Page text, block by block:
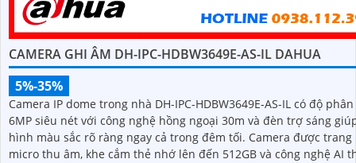
CAMERA GHI ÂM DH-IPC-HDBW3649E-AS-IL DAHUA
5%-35%
Camera IP dome trong nhà DH-IPC-HDBW3649E-AS-IL có độ
6MP siêu nét với công nghệ hồng ngoại 30m và đèn trợ sáng
hình màu sắc rõ ràng ngay cả trong đêm tối. Camera được trang bị
micro thu âm, khe cắm thẻ nhớ lên đến 512GB và công nghệ AI